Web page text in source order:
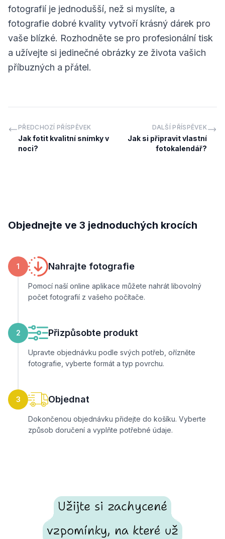
fotografií je jednodušší, než si myslíte, a
fotografie dobré kvality vytvoří krásný dárek pro
vaše blízké. Rozhodněte se pro profesionální tisk
a užívejte si jedinečné obrázky ze života vašich
příbuzných a přátel.
PŘEDCHOZÍ PŘÍSPĚVEK
Jak fotit kvalitní snímky v
noci?
DALŠÍ PŘÍSPĚVEK
Jak si připravit vlastní
fotokalendář?
Objednejte ve 3 jednoduchých krocích
1 Nahrajte fotografie
Pomocí naší online aplikace můžete nahrát libovolný
počet fotografií z vašeho počítače.
2 Přizpůsobte produkt
Upravte objednávku podle svých potřeb, ořízněte
fotografie, vyberte formát a typ povrchu.
3 Objednat
Dokončenou objednávku přidejte do košíku. Vyberte
způsob doručení a vyplňte potřebné údaje.
Užijte si zachycené
vzpomínky, na které už